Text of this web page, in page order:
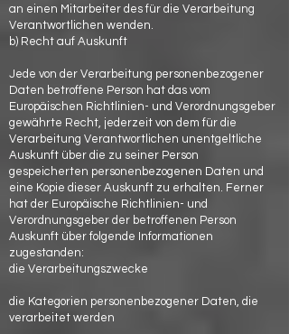
an einen Mitarbeiter des für die Verarbeitung
Verantwortlichen wenden.
b) Recht auf Auskunft
Jede von der Verarbeitung personenbezogener
Daten betroffene Person hat das vom
Europäischen Richtlinien- und Verordnungsgeber
gewährte Recht, jederzeit von dem für die
Verarbeitung Verantwortlichen unentgeltliche
Auskunft über die zu seiner Person
gespeicherten personenbezogenen Daten und
eine Kopie dieser Auskunft zu erhalten. Ferner
hat der Europäische Richtlinien- und
Verordnungsgeber der betroffenen Person
Auskunft über folgende Informationen
zugestanden:
die Verarbeitungszwecke
die Kategorien personenbezogener Daten, die
verarbeitet werden